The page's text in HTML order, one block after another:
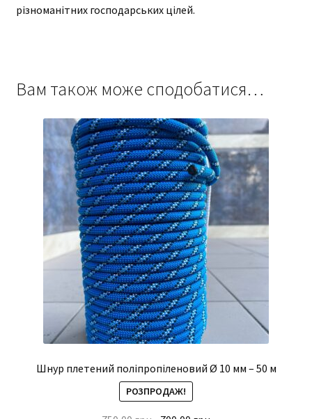
різноманітних господарських цілей.
Вам також може сподобатися…
Шнур плетений поліпропіленовий Ø 10 мм – 50 м
РОЗПРОДАЖ!